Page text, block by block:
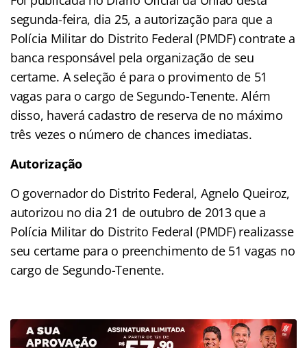
segunda-feira, dia 25, a autorização para que a
Polícia Militar do Distrito Federal (PMDF) contrate a
banca responsável pela organização de seu
certame. A seleção é para o provimento de 51
vagas para o cargo de Segundo-Tenente. Além
disso, haverá cadastro de reserva de no máximo
três vezes o número de chances imediatas.
Autorização
O governador do Distrito Federal, Agnelo Queiroz,
autorizou no dia 21 de outubro de 2013 que a
Polícia Militar do Distrito Federal (PMDF) realizasse
seu certame para o preenchimento de 51 vagas no
cargo de Segundo-Tenente.